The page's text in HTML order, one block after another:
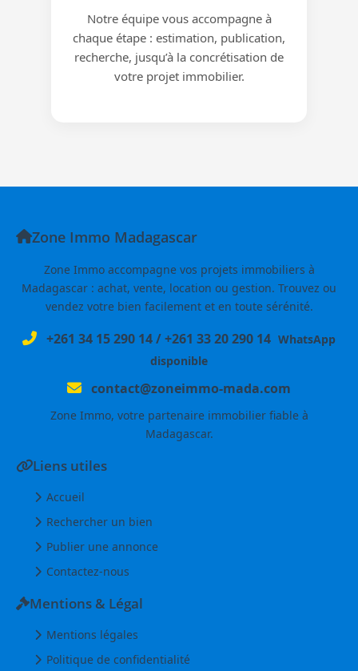
Notre équipe vous accompagne à
chaque étape : estimation, publication,
recherche, jusqu’à la concrétisation de
votre projet immobilier.
Zone Immo Madagascar
Zone Immo accompagne vos projets immobiliers à
Madagascar : achat, vente, location ou gestion. Trouvez ou
vendez votre bien facilement et en toute sérénité.
+261 34 15 290 14/+261 33 20 290 14 WhatsApp
disponible
contact@zoneimmo-mada.com
Zone Immo, votre partenaire immobilier fiable à
Madagascar.
Liens utiles
Accueil
Rechercher un bien
Publier une annonce
Contactez-nous
Mentions & Légal
Mentions légales
Politique de confidentialité